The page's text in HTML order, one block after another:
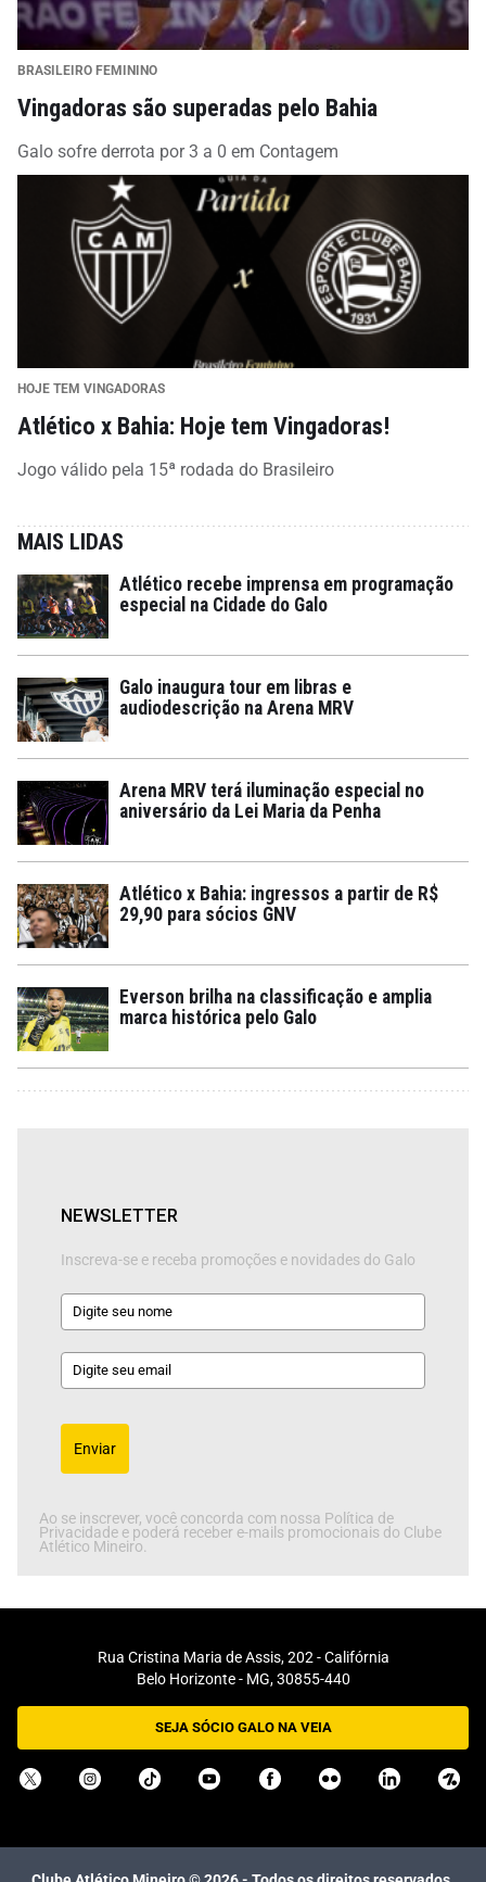
BRASILEIRO FEMININO
Vingadoras são superadas pelo Bahia
Galo sofre derrota por 3 a 0 em Contagem
HOJE TEM VINGADORAS
Atlético x Bahia: Hoje tem Vingadoras!
Jogo válido pela 15ª rodada do Brasileiro
MAIS LIDAS
Atlético recebe imprensa em programação
especial na Cidade do Galo
Galo inaugura tour em libras e
audiodescrição na Arena MRV
Arena MRV terá iluminação especial no
aniversário da Lei Maria da Penha
Atlético x Bahia: ingressos a partir de R$
29,90 para sócios GNV
Everson brilha na classificação e amplia
marca histórica pelo Galo
NEWSLETTER
Inscreva-se e receba promoções e novidades do Galo
Enviar
Ao se inscrever, você concorda com nossa Política de
Privacidade e poderá receber e-mails promocionais do Clube
Atlético Mineiro.
Rua Cristina Maria de Assis, 202 - Califórnia
Belo Horizonte - MG, 30855-440
SEJA SÓCIO GALO NA VEIA